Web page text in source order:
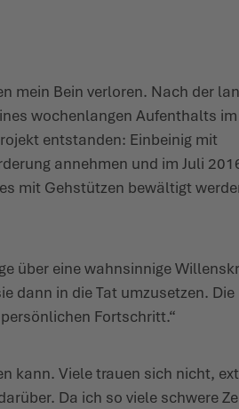
mein Bein verloren. Nach der
wochenlangen Aufenthalts im
entstanden: Einbeinig mit
annehmen und im Juli
mit Gehstützen bewältigt
über eine wahnsinnige
dann in die Tat umzusetzen. Die
Fortschritt.“
kann. Viele trauen sich nicht,
Da ich so viele schwere